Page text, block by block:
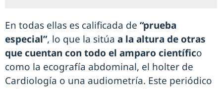
En todas ellas es calificada de “prueba
especial”, lo que la sitúa a la altura de otras
que cuentan con todo el amparo científico
como la ecografía abdominal, el holter de
Cardiología o una audiometría. Este periódico